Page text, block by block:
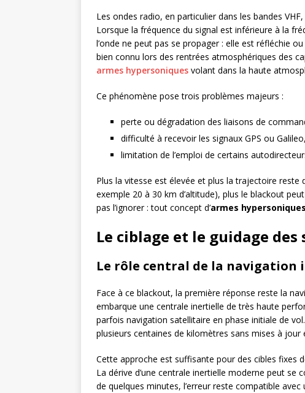
Les ondes radio, en particulier dans les bandes
Lorsque la fréquence du signal est inférieure à la
l’onde ne peut pas se propager : elle est réfléchie ou
bien connu lors des rentrées atmosphériques des
armes hypersoniques volant dans la haute
Ce phénomène pose trois problèmes majeurs :
perte ou dégradation des liaisons de
difficulté à recevoir les signaux GPS ou
limitation de l’emploi de certains
Plus la vitesse est élevée et plus la trajectoire reste
exemple 20 à 30 km d’altitude), plus le blackout
pas l’ignorer : tout concept d’armes hypersoniques
Le ciblage et le guidage
Le rôle central de la navigation
Face à ce blackout, la première réponse reste la
embarque une centrale inertielle de très haute
parfois navigation satellitaire en phase initiale de
plusieurs centaines de kilomètres sans mises à jour
Cette approche est suffisante pour des cibles fixes
La dérive d’une centrale inertielle moderne peut
de quelques minutes, l’erreur reste compatible